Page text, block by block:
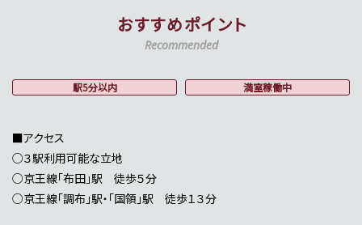
おすすめポイント
Recommended
駅5分以内 満室稼働中
■アクセス
○３駅利用可能な立地
○京王線「布田」駅 徒歩５分
○京王線「調布」駅・「国領」駅 徒歩１３分